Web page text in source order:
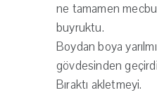
ne tamamen
buyruktu.
Boydan boya
gövdesinden
Bıraktı akletmeyi.